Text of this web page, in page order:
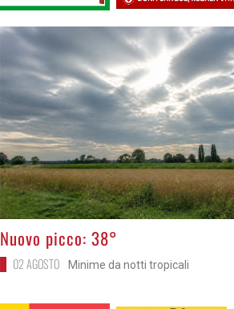
>
Nuovo picco: 38°
02 AGOSTO Minime da notti tropicali